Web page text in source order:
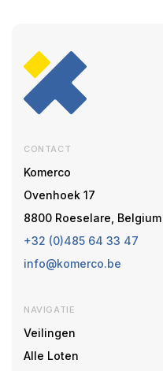
CONTACT
Komerco
Ovenhoek 17
8800 Roeselare, Belgium
+32 (0)485 64 33 47
info@komerco.be
NAVIGATIE
Veilingen
Alle Loten